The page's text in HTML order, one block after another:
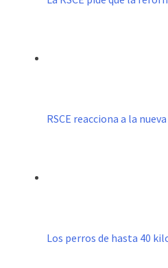
RSCE reacciona a la
Los perros de hasta 40